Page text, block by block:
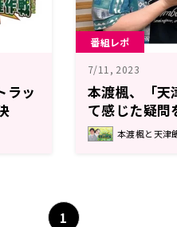
ラッ
番組レポ
7/11, 2023
本渡楓、「天
て感じた疑問
10日放送『本
作戦」』
本渡楓と天津
1